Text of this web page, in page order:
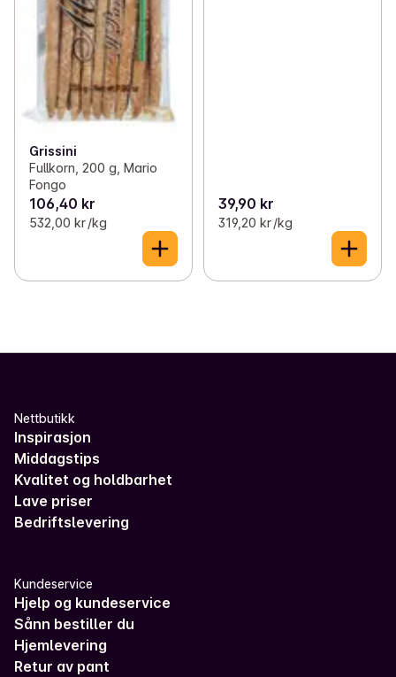
Grissini
Fullkorn, 200 g, Mario
Fongo
106,40 kr
532,00 kr /kg
39,90 kr
319,20 kr /kg
Nettbutikk
Inspirasjon
Middagstips
Kvalitet og holdbarhet
Lave priser
Bedriftslevering
Kundeservice
Hjelp og kundeservice
Sånn bestiller du
Hjemlevering
Retur av pant